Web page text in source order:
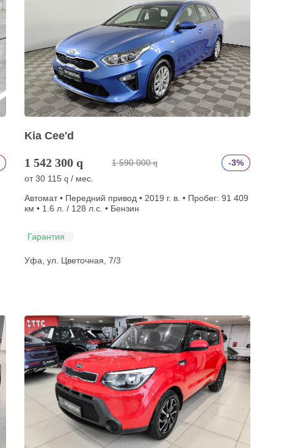
Kia Cee'd
1 542 300 q 1 590 000 q
-3%
от30 115 q / мес.
Автомат • Передний привод • 2019 г. в. • Пробег: 91 409
км • 1.6 л. / 128 л.с. • Бензин
Гарантия
Уфа, ул. Цветочная, 7/3